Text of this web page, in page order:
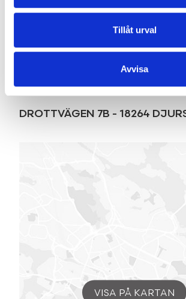
Tillåt urval
Avvisa
DROTTVÄGEN 7B - 18264
VISA PÅ KARTAN